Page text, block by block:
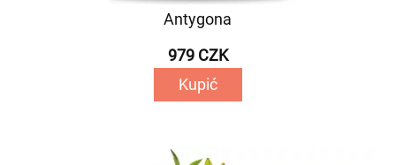
Antygona
979 CZK
Kupić